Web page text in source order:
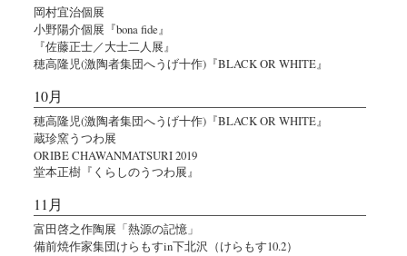
岡村宜治個展
小野陽介個展『bona fide』
『佐藤正士／大士二人展』
穂高隆児(激陶者集団へうげ十作)『BLACK OR WHITE』
10月
穂高隆児(激陶者集団へうげ十作)『BLACK OR WHITE』
蔵珍窯うつわ展
ORIBE CHAWANMATSURI 2019
堂本正樹『くらしのうつわ展』
11月
富田啓之作陶展「熱源の記憶」
備前焼作家集団けらもすin下北沢（けらもす10.2）